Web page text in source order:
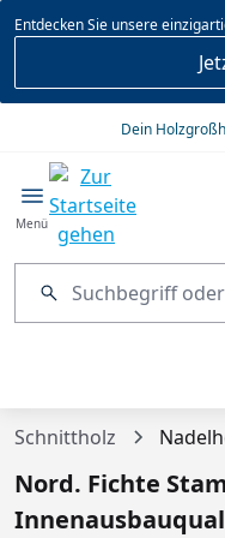
springen
Entdecken Sie unsere
Dein
Menü
Schnittholz
Nord. Fichte